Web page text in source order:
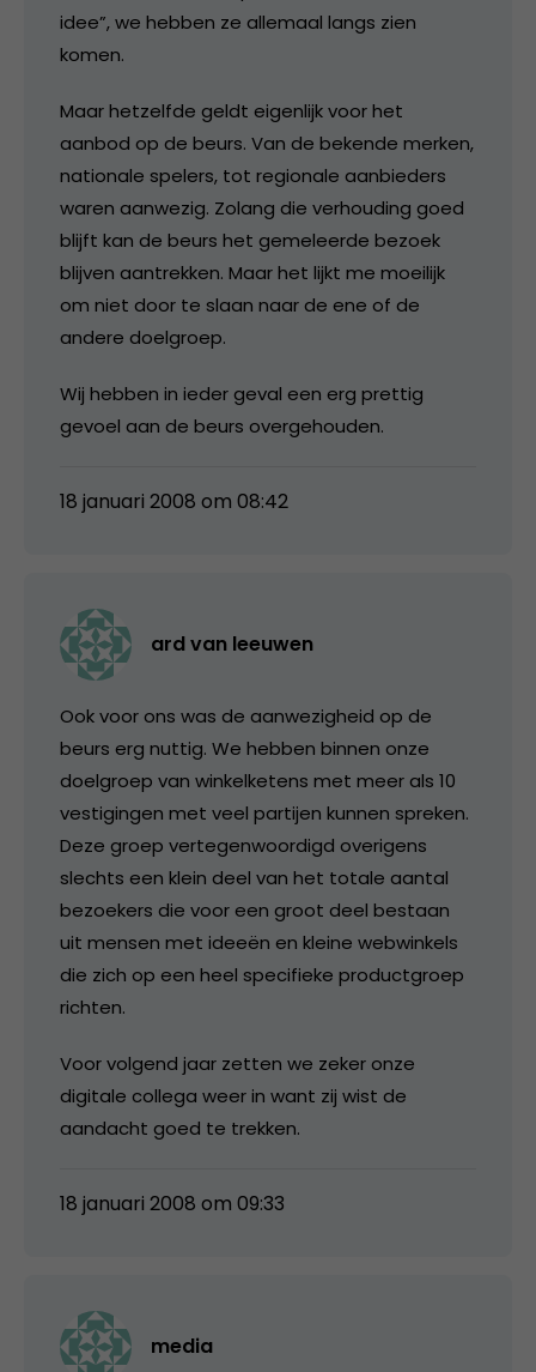
idee”, we hebben ze allemaal langs zien
komen.
Maar hetzelfde geldt eigenlijk voor het
aanbod op de beurs. Van de bekende merken,
nationale spelers, tot regionale aanbieders
waren aanwezig. Zolang die verhouding goed
blijft kan de beurs het gemeleerde bezoek
blijven aantrekken. Maar het lijkt me moeilijk
om niet door te slaan naar de ene of de
andere doelgroep.
Wij hebben in ieder geval een erg prettig
gevoel aan de beurs overgehouden.
18 januari 2008 om 08:42
ard van leeuwen
Ook voor ons was de aanwezigheid op de
beurs erg nuttig. We hebben binnen onze
doelgroep van winkelketens met meer als 10
vestigingen met veel partijen kunnen spreken.
Deze groep vertegenwoordigd overigens
slechts een klein deel van het totale aantal
bezoekers die voor een groot deel bestaan
uit mensen met ideeën en kleine webwinkels
die zich op een heel specifieke productgroep
richten.
Voor volgend jaar zetten we zeker onze
digitale collega weer in want zij wist de
aandacht goed te trekken.
18 januari 2008 om 09:33
media